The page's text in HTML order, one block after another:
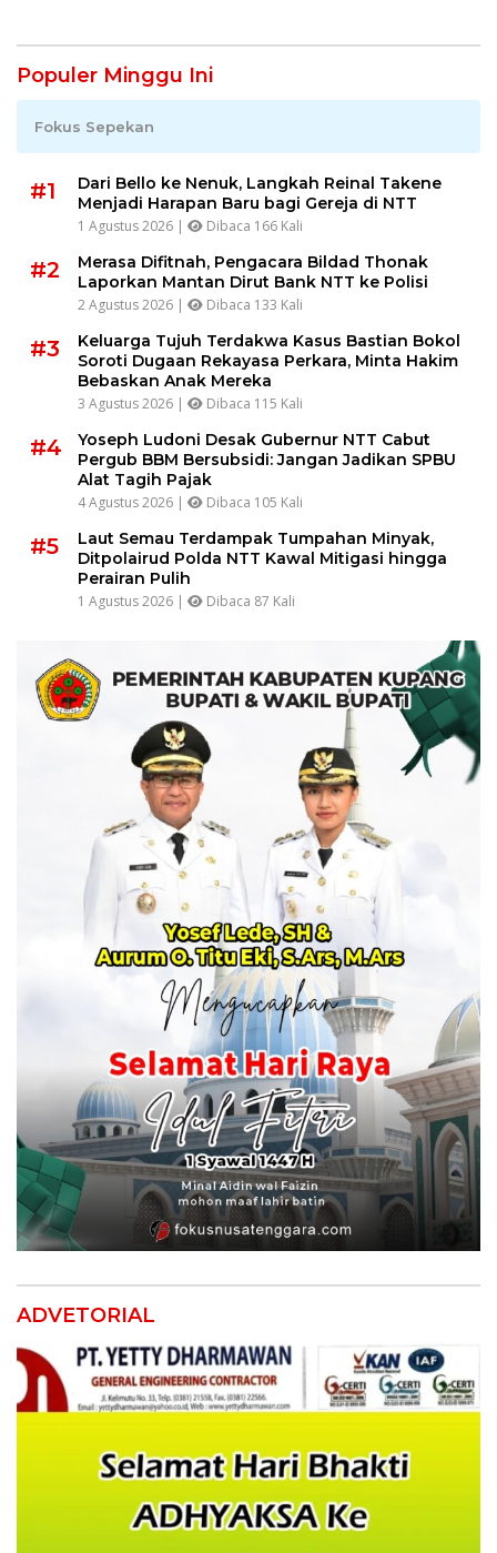
Populer Minggu Ini
Fokus Sepekan
#1
Dari Bello ke Nenuk, Langkah Reinal Takene
Menjadi Harapan Baru bagi Gereja di NTT
1 Agustus 2026 | Dibaca 166 Kali
#2
Merasa Difitnah, Pengacara Bildad Thonak
Laporkan Mantan Dirut Bank NTT ke Polisi
2 Agustus 2026 | Dibaca 133 Kali
#3
Keluarga Tujuh Terdakwa Kasus Bastian Bokol
Soroti Dugaan Rekayasa Perkara, Minta Hakim
Bebaskan Anak Mereka
3 Agustus 2026 | Dibaca 115 Kali
#4
Yoseph Ludoni Desak Gubernur NTT Cabut
Pergub BBM Bersubsidi: Jangan Jadikan SPBU
Alat Tagih Pajak
4 Agustus 2026 | Dibaca 105 Kali
#5
Laut Semau Terdampak Tumpahan Minyak,
Ditpolairud Polda NTT Kawal Mitigasi hingga
Perairan Pulih
1 Agustus 2026 | Dibaca 87 Kali
ADVETORIAL